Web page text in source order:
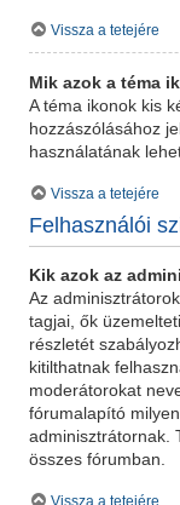
Vissza a tetejére
Mik azok a téma
A téma ikonok kis
hozzászólásához
használatának
Vissza a tetejére
Felhasználói
Kik azok az
Az
tagjai, ők
részletét
kitilthatnak
moderátorokat
fórumalapító
adminisztrátornak.
összes fórumban.
Vissza a tetejére